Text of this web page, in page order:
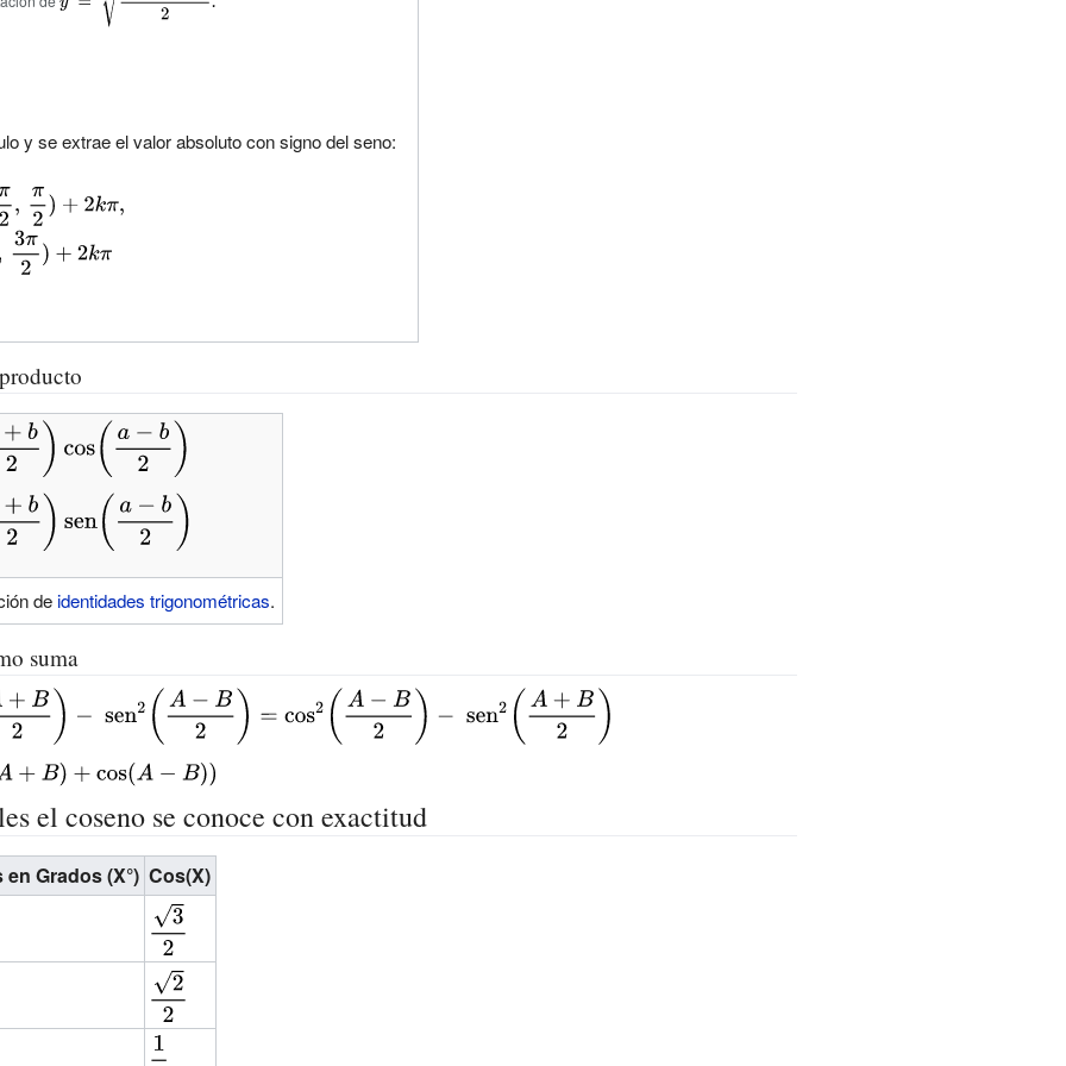
y se extrae el valor absoluto con signo del seno:
de identidades trigonométricas.
suma
el coseno se conoce con exactitud
Grados (X°) Cos(X)
{\displaystyle
{\frac {\sqrt
{3}}{2}}}
{\displaystyle
{\frac {\sqrt
{2}}{2}}}
{\displaystyle